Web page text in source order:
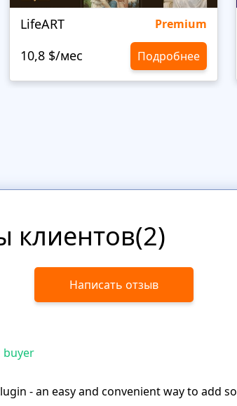
LifeART Premium
10,8 $/мес Подробнее
клиентов(2)
Написать отзыв
buyer
- an easy and convenient way to add